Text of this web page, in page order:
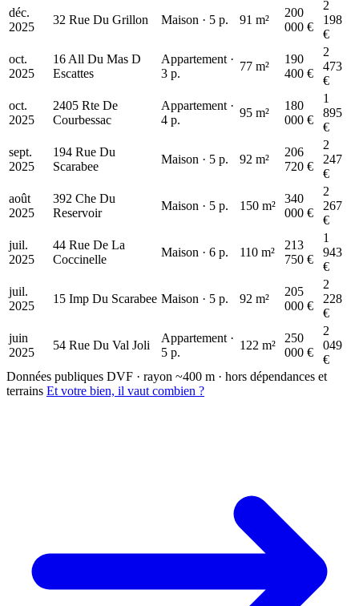
déc.
2025
32 Rue Du Grillon Maison · 5 p. 91 m²
200
000 €
2
198
€
oct.
2025
16 All Du Mas D
Escattes
Appartement ·
3 p.
77 m²
190
400 €
2
473
€
oct.
2025
2405 Rte De
Courbessac
Appartement ·
4 p.
95 m²
180
000 €
1
895
€
sept.
2025
194 Rue Du
Scarabee
Maison · 5 p. 92 m²
206
720 €
2
247
€
août
2025
392 Che Du
Reservoir
Maison · 5 p. 150 m²
340
000 €
2
267
€
juil.
2025
44 Rue De La
Coccinelle
Maison · 6 p. 110 m²
213
750 €
1
943
€
juil.
2025
15 Imp Du Scarabee Maison · 5 p. 92 m²
205
000 €
2
228
€
juin
2025
54 Rue Du Val Joli
Appartement ·
5 p.
122 m²
250
000 €
2
049
€
Données publiques DVF · rayon ~400 m · hors dépendances et
terrains Et votre bien, il vaut combien ?